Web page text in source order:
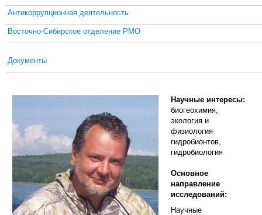
Антикоррупционная деятельность
Восточно-Сибирское отделение РМО
Документы
Научные интересы:
биогеохимия,
экология и
физиология
гидробионтов,
гидробиология
Основное
направление
исследований:
Научные